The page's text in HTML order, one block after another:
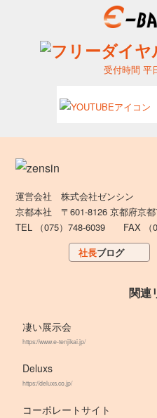
受付時間 平
運営会社 株式会社ゼンシン
京都本社 〒601-8126 京都府京
TEL （075）748-6039 FAX （
社長ブログ
関連
凄い展示会
https://www.e-tenjikai.jp/
Deluxs
https://deluxs.co.jp/
コーポレートサイト